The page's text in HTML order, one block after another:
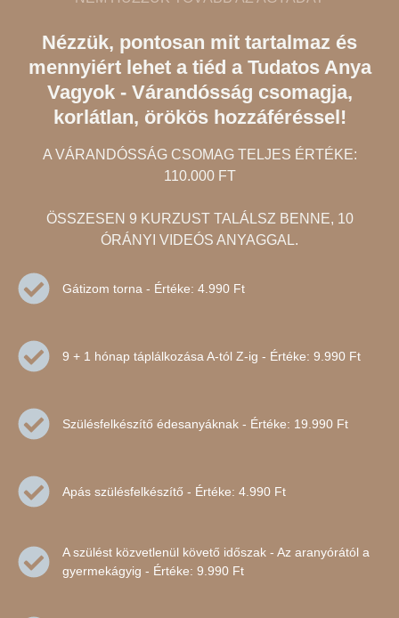
és
lenni. Vivi hangját különösen
megnyugtatónak találom, örülök,
hogy rátaláltam! :)
Nézzük, pontosan mit tartalmaz és
mennyiért lehet a tiéd a Tudatos Anya
Vagyok - Várandósság csomagja,
korlátlan, örökös hozzáféréssel!
A VÁRANDÓSSÁG CSOMAG TELJES ÉRTÉKE:
110.000 FT
ÖSSZESEN 9 KURZUST TALÁLSZ BENNE, 10
ÓRÁNYI VIDEÓS ANYAGGAL.
Gátizom torna - Értéke: 4.990 Ft
9 + 1 hónap táplálkozása A-tól Z-ig - Értéke: 9.990 Ft
Szülésfelkészítő édesanyáknak - Értéke: 19.990 Ft
Apás szülésfelkészítő - Értéke: 4.990 Ft
A szülést közvetlenül követő időszak - Az aranyórától a
gyermekágyig - Értéke: 9.990 Ft